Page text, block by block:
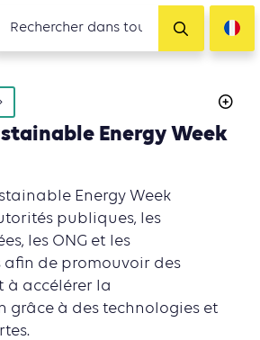
Energy Week
Energy Week
publiques, les
les ONG et les
afin de promouvoir des
à accélérer la
grâce à des technologies et